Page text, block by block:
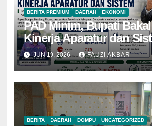
BERITA PREMIUM DAERAH EKONOMI
PAD Minim, Bupati
Kinerja Aparatur dan
JUN 19, 2026 FAUZI AKBAR
BERITA DAERAH DOMPU UNCATEGORIZED